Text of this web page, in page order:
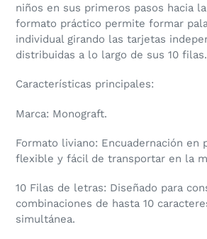
niños en sus primeros pasos hacia
formato práctico permite formar
individual girando las tarjetas
distribuidas a lo largo de sus 10 filas.
Características principales:
Marca: Monograft.
Formato liviano: Encuadernación en
flexible y fácil de transportar en la
10 Filas de letras: Diseñado para
combinaciones de hasta 10
simultánea.